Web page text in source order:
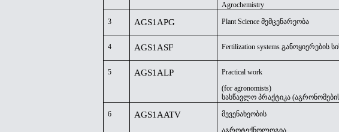
Agrochemistry
3 AGS1APG Plant Science მემცენარეობა
4 AGS1ASF Fertilization systems განოყიერების
5 AGS1ALP
Practical work
(for agronomists)
სასწავლო პრაქტიკა
6 AGS1AATV
მევენახეობის
აგროტექნოლოგია